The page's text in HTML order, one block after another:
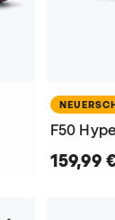
F50
159,99